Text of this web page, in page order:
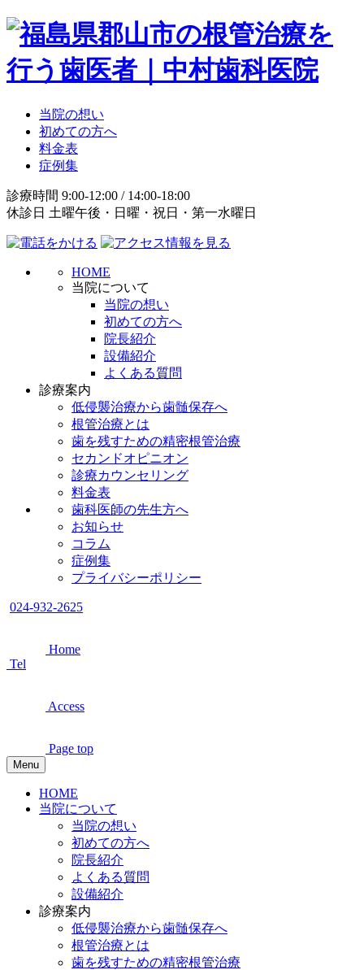
当院の想い
初めての方へ
料金表
症例集
診療時間 9:00-12:00 / 14:00-18:00
休診日 土曜午後・日曜・祝日・第一水曜日
HOME
当院について
当院の想い
初めての方へ
院長紹介
設備紹介
よくある質問
診療案内
低侵襲治療から歯髄保存へ
根管治療とは
歯を残すための精密根管治療
セカンドオピニオン
診療カウンセリング
料金表
歯科医師の先生方へ
お知らせ
コラム
症例集
プライバシーポリシー
024-932-2625
Home
Tel
Access
Page top
Menu
HOME
当院について
当院の想い
初めての方へ
院長紹介
よくある質問
設備紹介
診療案内
低侵襲治療から歯髄保存へ
根管治療とは
歯を残すための精密根管治療